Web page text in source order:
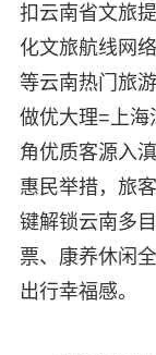
扣云南省文旅
化文旅航线网
等云南热门旅
做优大理=上海
角优质客源入
惠民举措，旅
键解锁云南多
票、康养休闲
出行幸福感。